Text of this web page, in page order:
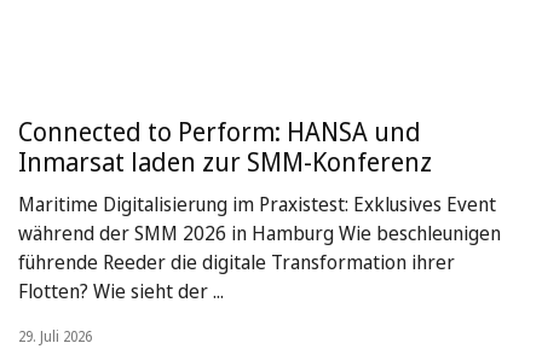
Connected to Perform: HANSA und
Inmarsat laden zur SMM-Konferenz
Maritime Digitalisierung im Praxistest: Exklusives Event
während der SMM 2026 in Hamburg Wie beschleunigen
führende Reeder die digitale Transformation ihrer
Flotten? Wie sieht der ...
29. Juli 2026